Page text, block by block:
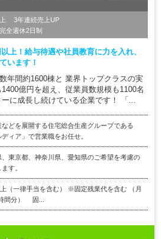
3年連続売上UP
完全週休2日制
上！給与待遇や社員教育に力を入れ、
います！
年間約1600棟と 業界トップクラスの実
億円を超え、従業員数規模も1100名
に成長し続けている企業です！ 「...
などを展開する住宅総合生産グループである
ディア」で営業職をお任せ。
東京都、神奈川県、愛知県のご希望を考慮の
す。
（一律手当を含む） ※固定残業代を含む （月
間分） 固...